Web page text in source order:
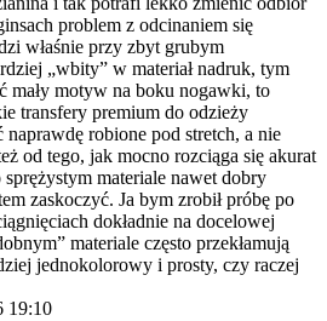
problem z odcinaniem się
właśnie przy zbyt grubym
„wbity” w materiał nadruk, tym
mały motyw na boku nogawki, to
transfery premium do odzieży
robione pod stretch, a nie
od tego, jak mocno rozciąga się akurat
materiale nawet dobry
zaskoczyć. Ja bym zrobił próbę po
dokładnie na docelowej
materiale często przekłamują
jednokolorowy i prosty, czy raczej
19:10